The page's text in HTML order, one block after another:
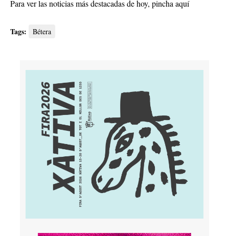
Para ver las noticias más destacadas de hoy, pincha aquí
Tags: Bétera